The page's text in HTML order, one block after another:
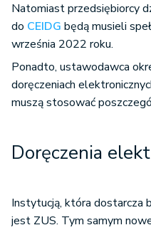
Natomiast przedsiębiorcy
do CEIDG będą musieli
września 2022 roku.
Ponadto, ustawodawca
doręczeniach
muszą stosować
Doręczenia
Instytucją, która dostarcza
jest ZUS. Tym samym